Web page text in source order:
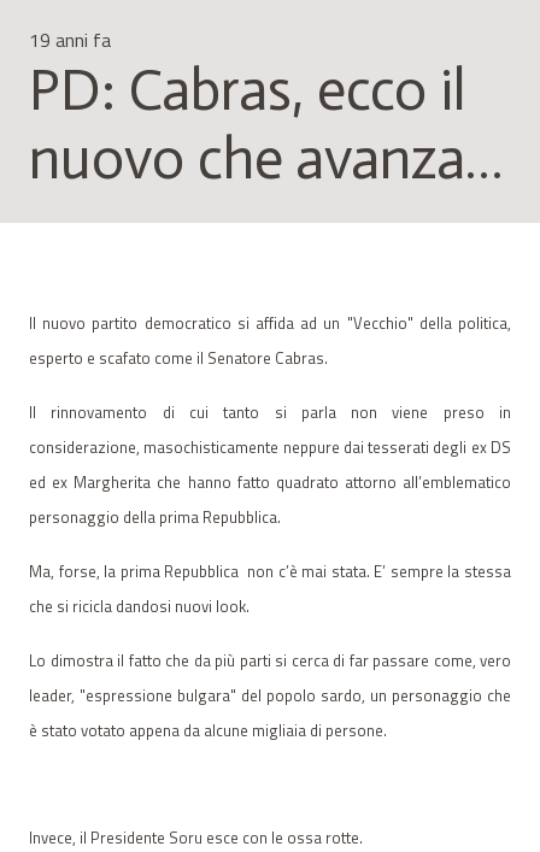
19 anni fa
PD: Cabras, ecco il
nuovo che avanza…
Il nuovo partito democratico si affida ad un "Vecchio" della politica,
esperto e scafato come il Senatore Cabras.
Il rinnovamento di cui tanto si parla non viene preso in
considerazione, masochisticamente neppure dai tesserati degli ex DS
ed ex Margherita che hanno fatto quadrato attorno all’emblematico
personaggio della prima Repubblica.
Ma, forse, la prima Repubblica non c’è mai stata. E’ sempre la stessa
che si ricicla dandosi nuovi look.
Lo dimostra il fatto che da più parti si cerca di far passare come, vero
leader, "espressione bulgara" del popolo sardo, un personaggio che
è stato votato appena da alcune migliaia di persone.
Invece, il Presidente Soru esce con le ossa rotte.